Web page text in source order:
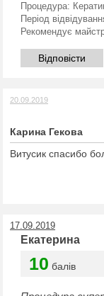
Процедура:
Період
Рекомендує
Відповісти
20.09.2019
Карина Гекова
Витусик спасибо
17.09.2019
Екатерина
10 балів